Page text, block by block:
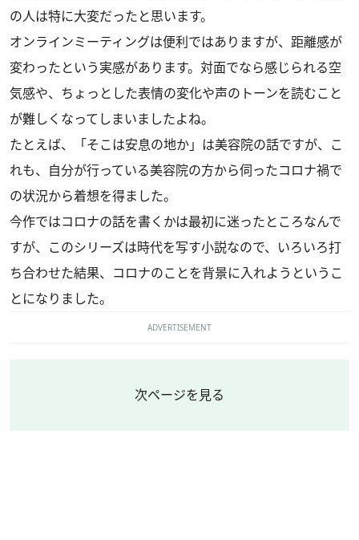
の人は特に大変だったと思います。
オンラインミーティングは便利ではありますが、距離感が
変わったという実感があります。対面でなら感じられる空
気感や、ちょっとした表情の変化や声のトーンを読むこと
が難しくなってしまいましたよね。
たとえば、「そこは安息の地か」は美容院の話ですが、こ
れも、自分が行っている美容院の方から伺ったコロナ禍で
の状況から着想を得ました。
今作ではコロナの話を書くかは最初に迷ったところなんで
すが、このシリーズは時代を写す小説なので、いろいろ打
ち合わせた結果、コロナのことを背景に入れようというこ
とになりました。
ADVERTISEMENT
次ページを見る